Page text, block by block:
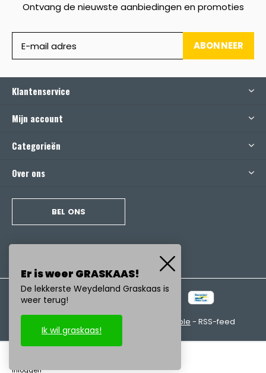
Ontvang de nieuwste aanbiedingen en promoties
ABONNEER
Klantenservice
Mijn account
Categorieën
Over ons
BEL ONS
emarkable - RSS-feed
inloggen
Er is weer GRASKAAS!
De lekkerste Weydeland Graskaas is
weer terug!
Ik wil graskaas!